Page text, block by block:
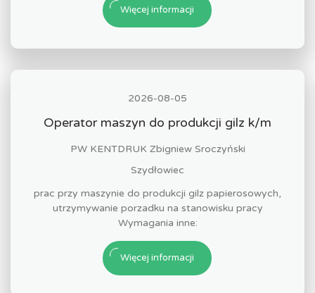
Więcej informacji
2026-08-05
Operator maszyn do produkcji gilz k/m
PW KENTDRUK Zbigniew Sroczyński
Szydłowiec
prac przy maszynie do produkcji gilz papierosowych,
utrzymywanie porzadku na stanowisku pracy
Wymagania inne:
Więcej informacji